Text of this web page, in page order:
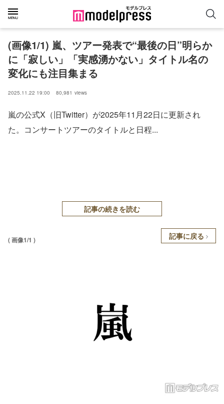
(画像1/1) 嵐、ツアー発表で“最後の日”明らか
に「寂しい」「実感湧かない」タイトル名の
変化にも注目集まる
2025.11.22 19:00 80,981 views
嵐の公式X（旧Twitter）が2025年11月22日に更新され
た。コンサートツアーのタイトルと日程...
記事の続きを読む
( 画像1/1 ) 記事に戻る